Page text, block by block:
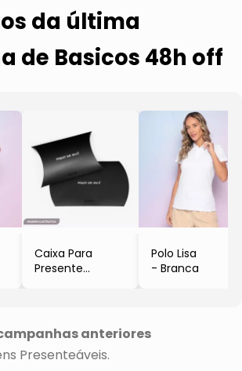
da última
de Basicos 48h off
Caixa Para
Presente
- 8x30x20cm
Polo Lisa
- Branca
anteriores
Presenteáveis